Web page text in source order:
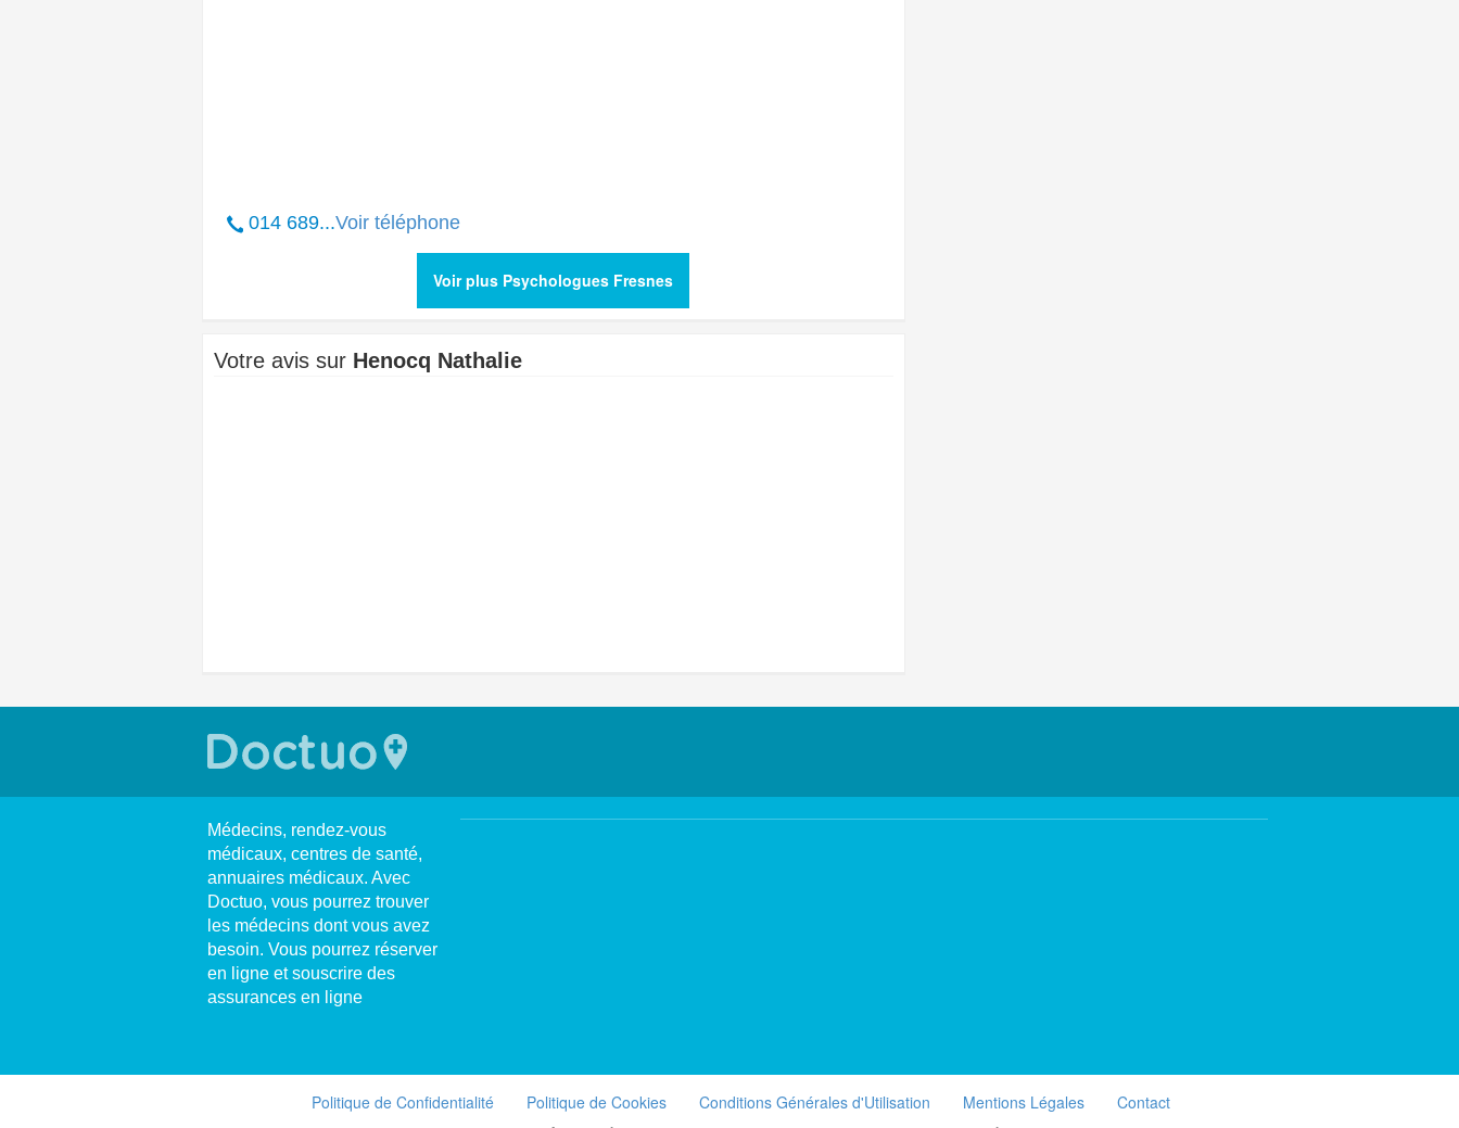
014 689...Voir téléphone
Voir plus Psychologues Fresnes
Votre avis sur Henocq Nathalie
Médecins, rendez-vous
médicaux, centres de santé,
annuaires médicaux. Avec
Doctuo, vous pourrez trouver
les médecins dont vous avez
besoin. Vous pourrez réserver
en ligne et souscrire des
assurances en ligne
Politique de Confidentialité Politique de Cookies Conditions Générales d'Utilisation Mentions Légales Contact